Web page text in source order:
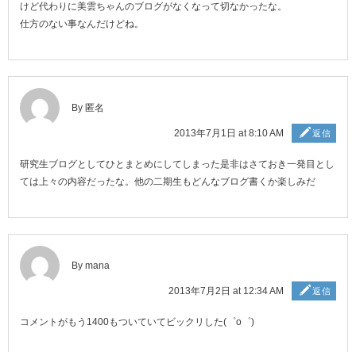
けど代わりに美雲ちゃんのブログがなくなって切なかったな。
仕方のない事なんだけどね。
By 匿名
2013年7月1日 at 8:10 AM 返信
研究生ブログとしてひとまとめにしてしまった是非はさておき一発目とし
ては上々の内容だったな。他の二期生もどんなブログ書くか楽しみだ
By mana
2013年7月2日 at 12:34 AM 返信
コメントがもう1400もついていてビックリした(゜o゜)